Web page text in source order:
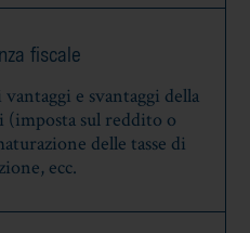
fiscale
e svantaggi della
(imposta sul reddito o
delle tasse di
ecc.